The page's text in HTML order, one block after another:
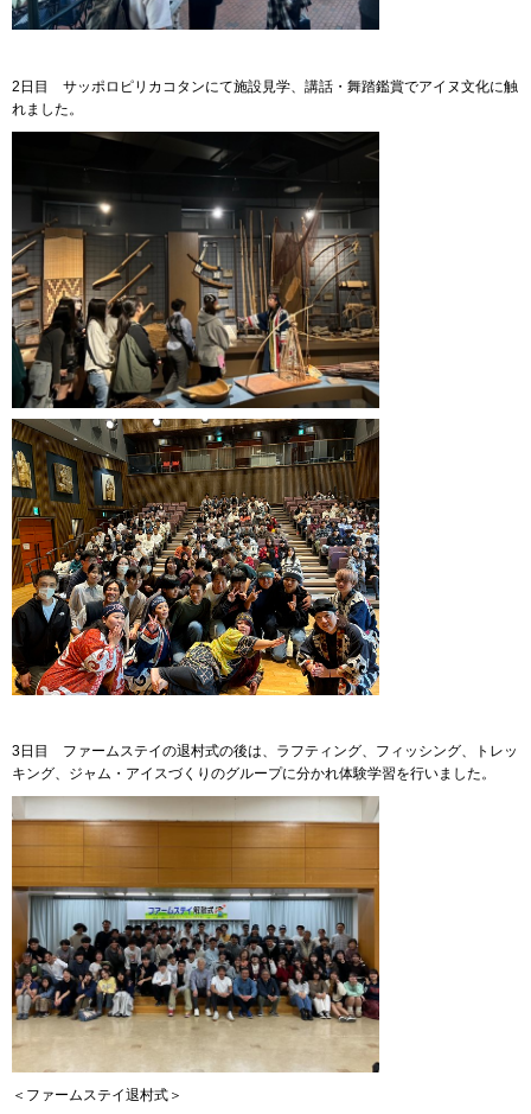
2日目 サッポロピリカコタンにて施設見学、講話・舞踏鑑賞でアイヌ文化に触
れました。
3日目 ファームステイの退村式の後は、ラフティング、フィッシング、トレッ
キング、ジャム・アイスづくりのグループに分かれ体験学習を行いました。
＜ファームステイ退村式＞